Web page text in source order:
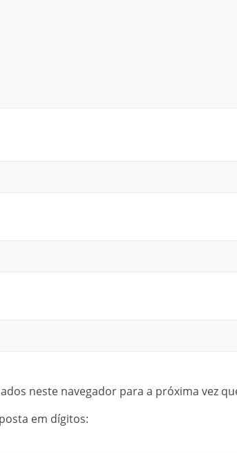
neste navegador para a próxima vez
em dígitos: